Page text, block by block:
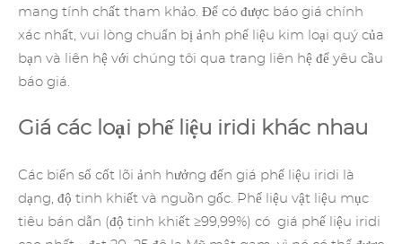
mang tính chất tham khảo. Để có được báo giá chính
xác nhất, vui lòng chuẩn bị ảnh phế liệu kim loại quý của
bạn và liên hệ với chúng tôi qua trang
liên hệ để yêu cầu
báo giá.
Giá các loại phế liệu iridi khác nhau
Các biến số cốt lõi ảnh hưởng đến giá phế liệu iridi là
dạng, độ tinh khiết và nguồn gốc. Phế liệu vật liệu mục
tiêu bán dẫn (độ tinh khiết ≥99,99%) có giá phế liệu iridi